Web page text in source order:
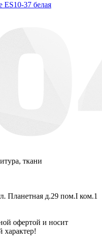
ES10-37 белая
ткани
Планетная д.29 пом.I ком.1
офертой и носит